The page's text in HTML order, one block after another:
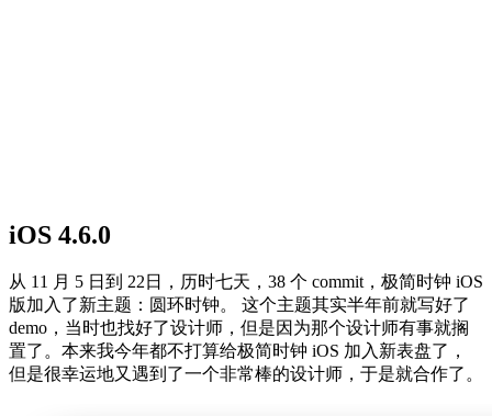
iOS 4.6.0
从 11 月 5 日到 22日，历时七天，38 个 commit，极简时钟 iOS
版加入了新主题：圆环时钟。 这个主题其实半年前就写好了
demo，当时也找好了设计师，但是因为那个设计师有事就搁
置了。本来我今年都不打算给极简时钟 iOS 加入新表盘了，
但是很幸运地又遇到了一个非常棒的设计师，于是就合作了。